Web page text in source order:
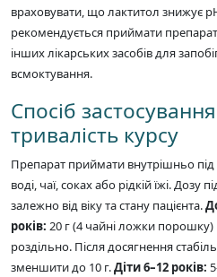
враховувати, що лактитол знижує
рекомендується приймати
інших лікарських засобів для
всмоктування.
Спосіб
тривалість курсу
Препарат приймати внутрішньо
воді, чаї, соках або рідкій їжі. Дозу
залежно від віку та стану пацієнта.
років: 20 г (4 чайні ложки
роздільно. Після досягнення
зменшити до 10 г.Діти 6–12 років: